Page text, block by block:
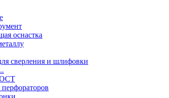
оснастка
сверления и шлифовки